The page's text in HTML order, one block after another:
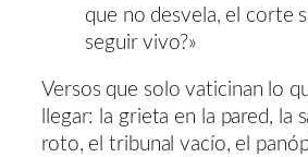
que no desvela, el corte
seguir vivo?»
Versos que solo vaticinan lo
llegar: la grieta en la pared, la
roto, el tribunal vacío, el